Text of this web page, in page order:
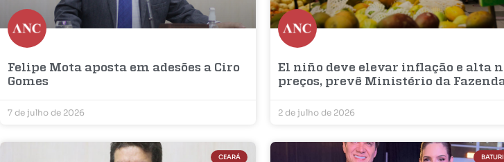
Felipe Mota aposta em adesões a Ciro
Gomes
7 de julho de 2026
El niño deve elevar inflação e alta
preços, prevê Ministério da
2 de julho de 2026
CEARÁ